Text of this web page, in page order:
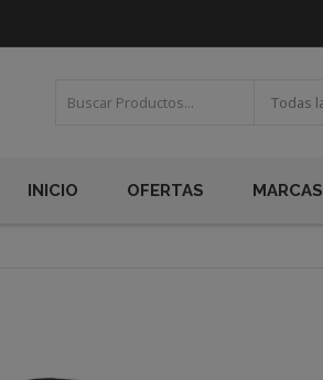
INICIO OFERTAS MARCAS